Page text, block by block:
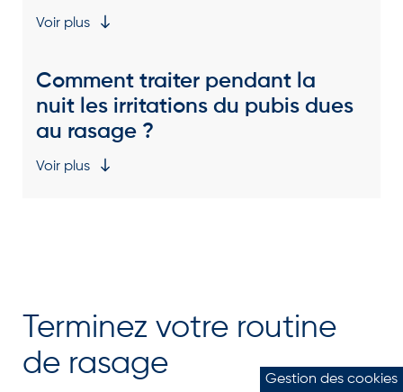
Voir plus
Comment traiter pendant la
nuit les irritations du pubis dues
au rasage ?
Voir plus
Terminez votre routine
de rasage
Gestion des cookies